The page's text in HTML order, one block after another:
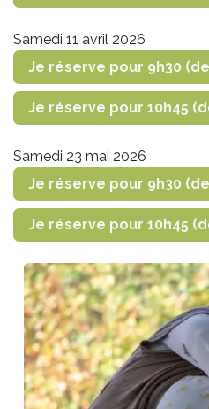
Samedi 11 avril 2026
Je réserve pour 9h30
Je réserve pour 10h45
Samedi 23 mai 2026
Je réserve pour 9h30
Je réserve pour 10h45